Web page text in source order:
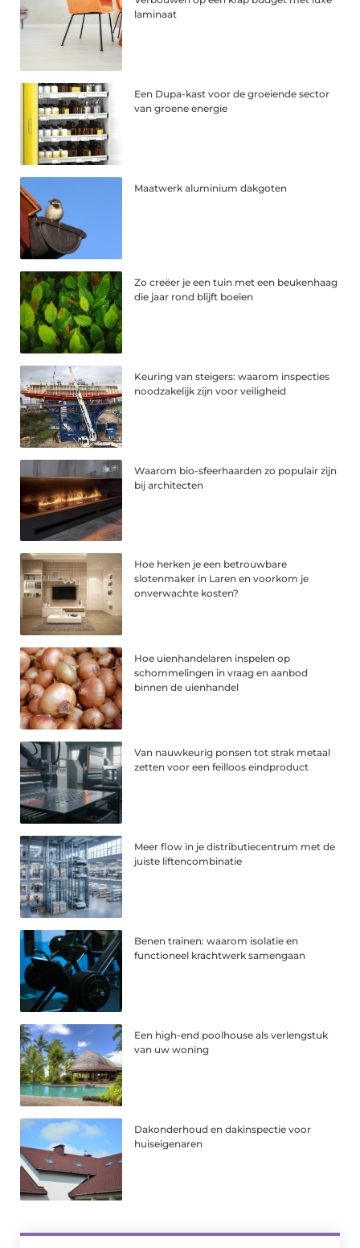
laminaat
Een Dupa-kast voor de groeiende sector
van groene energie
Maatwerk aluminium dakgoten
Zo creëer je een tuin met een beukenhaag
die jaar rond blijft boeien
Keuring van steigers: waarom inspecties
noodzakelijk zijn voor veiligheid
Waarom bio-sfeerhaarden zo populair zijn
bij architecten
Hoe herken je een betrouwbare
slotenmaker in Laren en voorkom je
onverwachte kosten?
Hoe uienhandelaren inspelen op
schommelingen in vraag en aanbod
binnen de uienhandel
Van nauwkeurig ponsen tot strak metaal
zetten voor een feilloos eindproduct
Meer flow in je distributiecentrum met de
juiste liftencombinatie
Benen trainen: waarom isolatie en
functioneel krachtwerk samengaan
Een high-end poolhouse als verlengstuk
van uw woning
Dakonderhoud en dakinspectie voor
huiseigenaren